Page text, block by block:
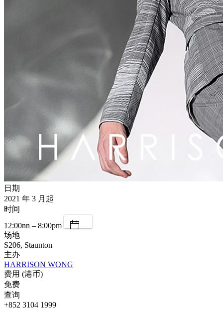
日期
2021 年 3 月起
时间
12:00nn – 8:00pm
场地
S206, Staunton
主办
HARRISON WONG
费用 (港币)
免费
查询
+852 3104 1999